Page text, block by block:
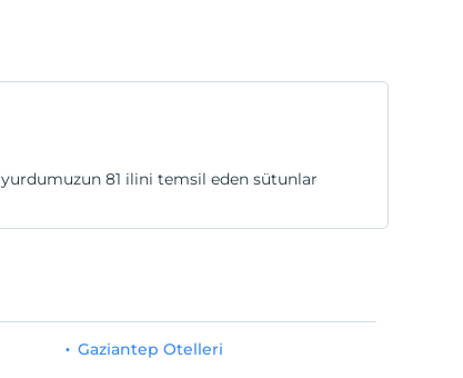
yurdumuzun 81 ilini temsil eden sütunlar
Gaziantep Otelleri